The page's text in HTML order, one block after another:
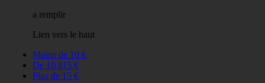
a remplir
Lien vers le haut
Moins de 10 €
De 10 à15 €
Plus de 15 €